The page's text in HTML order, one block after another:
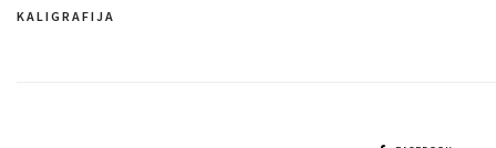
Navigacija
KALIGRAFIJA